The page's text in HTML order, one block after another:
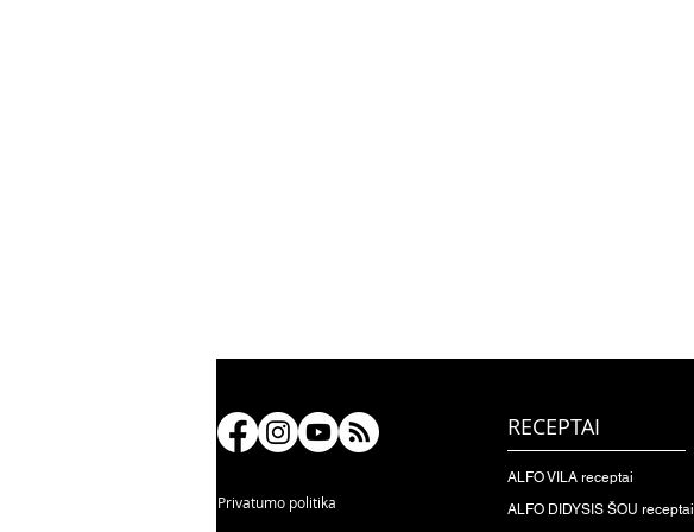
Privatumo politika
RECEPTAI
ALFO VILA receptai
ALFO DIDYSIS ŠOU receptai